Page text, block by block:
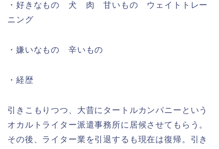
・好きなもの 犬 肉 甘いもの ウェイトトレー
ニング
・嫌いなもの 辛いもの
・経歴
引きこもりつつ、大昔にタートルカンパニーという
オカルトライター派遣事務所に居候させてもらう。
その後、ライター業を引退するも現在は復帰。引き